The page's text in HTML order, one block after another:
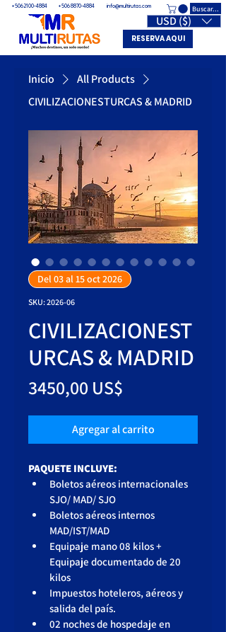
+506 2100-4884 +506 8870-4884 info@multirutas.com Buscar...
USD ($)
RESERVA AQUI
Inicio
All Products
CIVILIZACIONESTURCAS & MADRID
Del 03 al 15 oct 2026
SKU: 2026-06
CIVILIZACIONEST
URCAS & MADRID
3450,00 US$
Agregar al carrito
PAQUETE INCLUYE:
Boletos aéreos internacionales
SJO/ MAD/ SJO
Boletos aéreos internos
MAD/IST/MAD
Equipaje mano 08 kilos +
Equipaje documentado de 20
kilos
Impuestos hoteleros, aéreos y
salida del país.
02 noches de hospedaje en